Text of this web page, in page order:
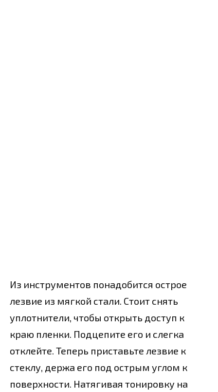
Из инструментов понадобится острое
лезвие из мягкой стали. Стоит снять
уплотнители, чтобы открыть доступ к
краю пленки. Подцепите его и слегка
отклейте. Теперь приставьте лезвие к
стеклу, держа его под острым углом к
поверхности. Натягивая тонировку на